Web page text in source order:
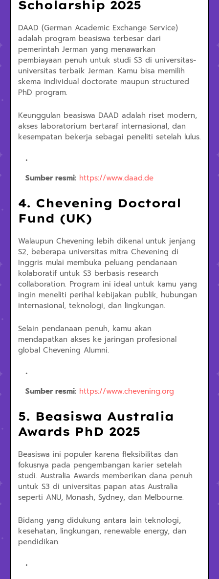
Scholarship 2025
DAAD (German Academic Exchange Service)
adalah program beasiswa terbesar dari
pemerintah Jerman yang menawarkan
pembiayaan penuh untuk studi S3 di universitas-
universitas terbaik Jerman. Kamu bisa memilih
skema individual doctorate maupun structured
PhD program.
Keunggulan beasiswa DAAD adalah riset modern,
akses laboratorium bertaraf internasional, dan
kesempatan bekerja sebagai peneliti setelah lulus.
Sumber resmi: https://www.daad.de
4. Chevening Doctoral
Fund (UK)
Walaupun Chevening lebih dikenal untuk jenjang
S2, beberapa universitas mitra Chevening di
Inggris mulai membuka peluang pendanaan
kolaboratif untuk S3 berbasis research
collaboration. Program ini ideal untuk kamu yang
ingin meneliti perihal kebijakan publik, hubungan
internasional, teknologi, dan lingkungan.
Selain pendanaan penuh, kamu akan
mendapatkan akses ke jaringan profesional
global Chevening Alumni.
Sumber resmi: https://www.chevening.org
5. Beasiswa Australia
Awards PhD 2025
Beasiswa ini populer karena fleksibilitas dan
fokusnya pada pengembangan karier setelah
studi. Australia Awards memberikan dana penuh
untuk S3 di universitas papan atas Australia
seperti ANU, Monash, Sydney, dan Melbourne.
Bidang yang didukung antara lain teknologi,
kesehatan, lingkungan, renewable energy, dan
pendidikan.